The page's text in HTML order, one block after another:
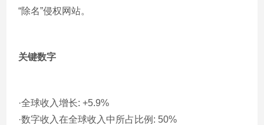
“除名”侵权网站。
关键数字
·全球收入增长: +5.9%
·数字收入在全球收入中所占比例: 50%